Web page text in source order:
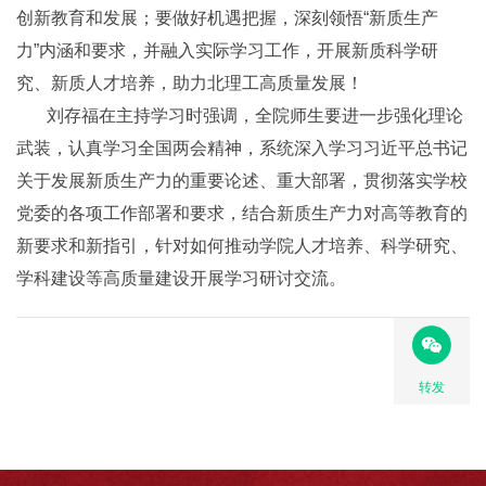
创新教育和发展；要做好机遇把握，深刻领悟“新质生产
力”内涵和要求，并融入实际学习工作，开展新质科学研
究、新质人才培养，助力北理工高质量发展！
刘存福在主持学习时强调，全院师生要进一步强化理论
武装，认真学习全国两会精神，系统深入学习习近平总书记
关于发展新质生产力的重要论述、重大部署，贯彻落实学校
党委的各项工作部署和要求，结合新质生产力对高等教育的
新要求和新指引，针对如何推动学院人才培养、科学研究、
学科建设等高质量建设开展学习研讨交流。
转发